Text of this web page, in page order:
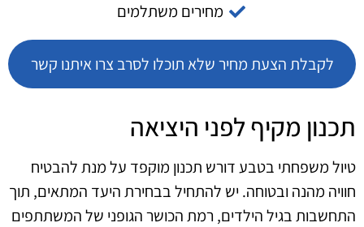
מחירים משתלמים
לקבלת הצעת מחיר שלא תוכלו לסרב צרו איתנו קשר
תכנון מקיף לפני היציאה
טיול משפחתי בטבע דורש תכנון מוקפד על מנת להבטיח
חוויה מהנה ובטוחה. יש להתחיל בבחירת היעד המתאים, תוך
התחשבות בגיל הילדים, רמת הכושר הגופני של המשתתפים